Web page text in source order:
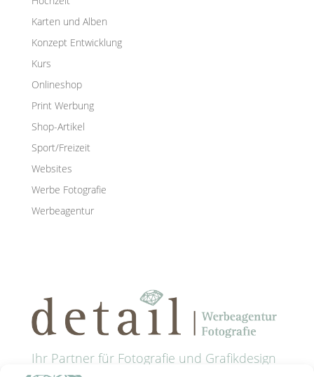
Karten und Alben
Konzept Entwicklung
Kurs
Onlineshop
Print Werbung
Shop-Artikel
Sport/Freizeit
Websites
Werbe Fotografie
Werbeagentur
Ihr Partner für Fotografie und Grafikdesign
in Passau